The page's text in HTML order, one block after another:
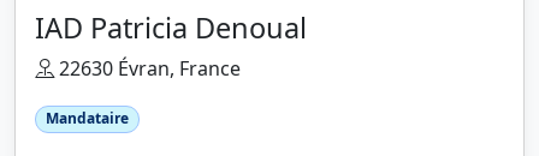
IAD Patricia Denoual
22630 Évran, France
Mandataire